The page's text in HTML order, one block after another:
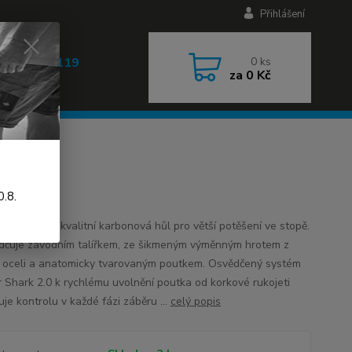
Přihlášení
030 119
17h)
0 ks
za 0 Kč
je vysoce kvalitní karbonová hůl pro větší potěšení ve stopě.
závodním talířkem, ze šikmeným výměnným hrotem z
a anatomicky tvarovaným poutkem. Osvědčený systém
Shark 2.0 k rychlému uvolnění poutka od korkové rukojeti
kontrolu v každé fázi záběru ... celý popis